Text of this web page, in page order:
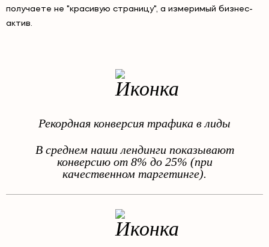
получаете не "красивую страницу", а измеримый бизнес-
актив.
Рекордная конверсия трафика в лиды
В среднем наши лендинги показывают
конверсию от 8% до 25% (при
качественном таргетинге).